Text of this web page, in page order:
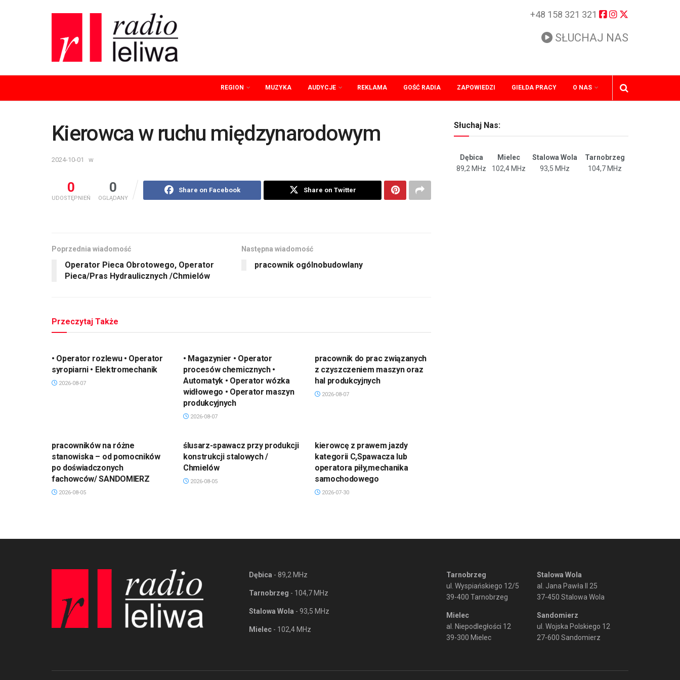
+48 158 321 321
SŁUCHAJ NAS
REGION MUZYKA AUDYCJE REKLAMA GOŚĆ RADIA ZAPOWIEDZI GIEŁDA PRACY O NAS
Kierowca w ruchu międzynarodowym
2024-10-01 w
0
UDOSTĘPNIEŃ
0
OGLĄDANY
Share on Facebook Share on Twitter
Poprzednia wiadomość
Operator Pieca Obrotowego, Operator
Pieca/Pras Hydraulicznych /Chmielów
Następna wiadomość
pracownik ogólnobudowlany
Przeczytaj Także
• Operator rozlewu • Operator
syropiarni • Elektromechanik
2026-08-07
• Magazynier • Operator
procesów chemicznych •
Automatyk • Operator wózka
widłowego • Operator maszyn
produkcyjnych
2026-08-07
pracownik do prac związanych
z czyszczeniem maszyn oraz
hal produkcyjnych
2026-08-07
pracowników na różne
stanowiska – od pomocników
po doświadczonych
fachowców/ SANDOMIERZ
2026-08-05
ślusarz-spawacz przy produkcji
konstrukcji stalowych /
Chmielów
2026-08-05
kierowcę z prawem jazdy
kategorii C,Spawacza lub
operatora piły,mechanika
samochodowego
2026-07-30
Słuchaj Nas:
Dębica Mielec Stalowa Wola
Tarnobrzeg
89,2 MHz
102,4 MHz 93,5 MHz 104,7 MHz
Dębica - 89,2 MHz
Tarnobrzeg - 104,7 MHz
Stalowa Wola - 93,5 MHz
Mielec - 102,4 MHz
Tarnobrzeg
ul. Wyspiańskiego 12/5
39-400 Tarnobrzeg
Mielec
al. Niepodległości 12
39-300 Mielec
Stalowa Wola
al. Jana Pawła II 25
37-450 Stalowa Wola
Sandomierz
ul. Wojska Polskiego 12
27-600 Sandomierz